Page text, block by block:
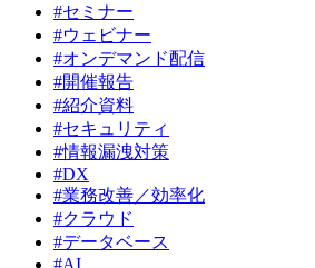
#セミナー
#ウェビナー
#オンデマンド配信
#開催報告
#紹介資料
#セキュリティ
#情報漏洩対策
#DX
#業務改善／効率化
#クラウド
#データベース
#AI